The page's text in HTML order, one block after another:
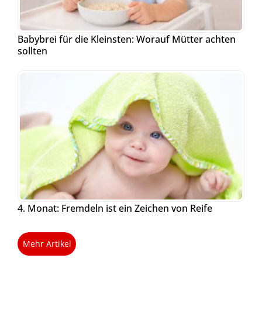
Babybrei für die Kleinsten: Worauf Mütter achten
sollten
4. Monat: Fremdeln ist ein Zeichen von Reife
Mehr Artikel